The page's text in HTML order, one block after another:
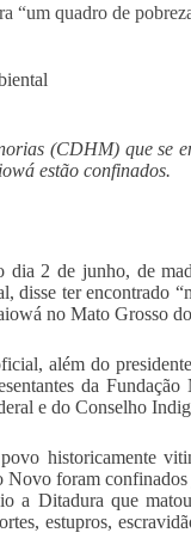
quadro de
(CDHM) que se
estão confinados.
2 de junho, de
disse ter encontrado
no Mato Grosso
além do
da
e do Conselho
historicamente
foram
Ditadura que
estupros,